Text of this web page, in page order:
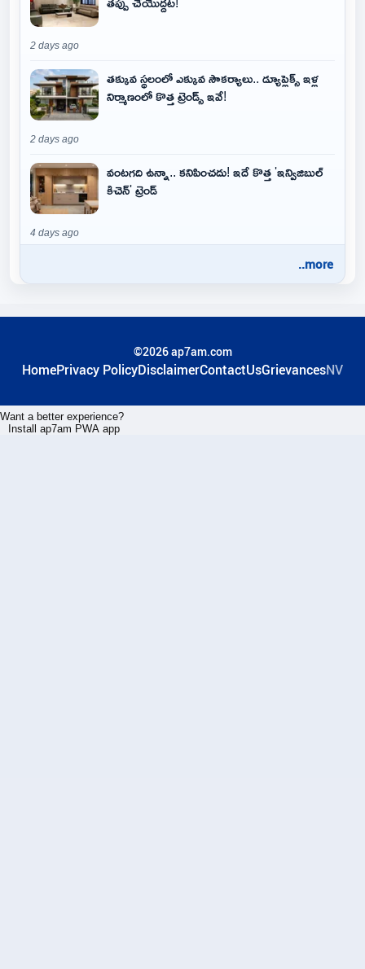
2 days ago
తక్కువ స్థలంలో ఎక్కువ సౌకర్యాలు.. డ్యూప్లెక్స్ ఇళ్ల
నిర్మాణంలో కొత్త ట్రెండ్స్ ఇవే!
2 days ago
వంటగది ఉన్నా.. కనిపించదు! ఇదే కొత్త 'ఇన్విజిబుల్
కిచెన్' ట్రెండ్
4 days ago
..more
©2026 ap7am.com
HomePrivacy PolicyDisclaimerContactUsGrievancesNV
Want a better experience?
Install ap7am PWA app